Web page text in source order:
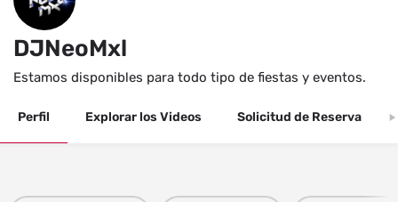
DJNeoMxl
Estamos disponibles para todo tipo de fiestas y eventos.
Perfil Explorar los Videos Solicitud de Reserva